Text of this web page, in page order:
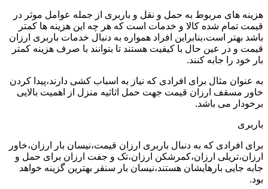
هزینه های مربوط به حمل و نقل و باربری از جمله عوامل موثر در
قیمت تمام شده کالا و خدمات است که هر چه این هزینه ها کمتر
باشد بهتر است،بنابراین افراد همواره به دنبال خدمات باربری ارزان
قیمت و در عین حال با کیفیت هستند تا بتوانند با صرف هزینه کمتر
بار خود را جابه کنند.
به عنوان مثال برای افرادی که نیاز به اسباب کشی دارند،پیدا کردن
خاور مسقف ارزان قیمت جهت حمل اثاثیه منزل از اهمیت بالایی
برخودار می باشد.
باربری
برای افرادی که به دنبال باربری ارزان قیمت،نیسان بار ارزان،خاور
ارزان،تریلی ارزان،کمرشکن ارزان،تک و جفت ارزان برای حمل و
جابه جایی بارهایشان هستند،نیسان بار سنقر بهترین گزینه خواهد
بود.